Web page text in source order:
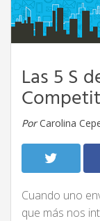
Las 5 S
Por Carolina
Cuando uno
que más nos